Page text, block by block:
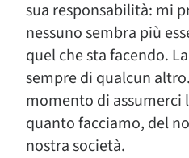
sua responsabilità: mi
nessuno sembra più
quel che sta facendo.
sempre di qualcun
momento di assumerci
quanto facciamo, del
nostra società.